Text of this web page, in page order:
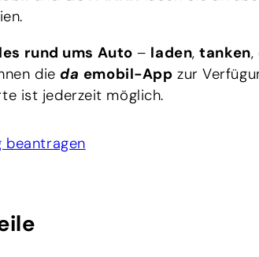
rund ums Auto – laden,tanken,
die da emobil-App zur
ist jederzeit möglich.
beantragen